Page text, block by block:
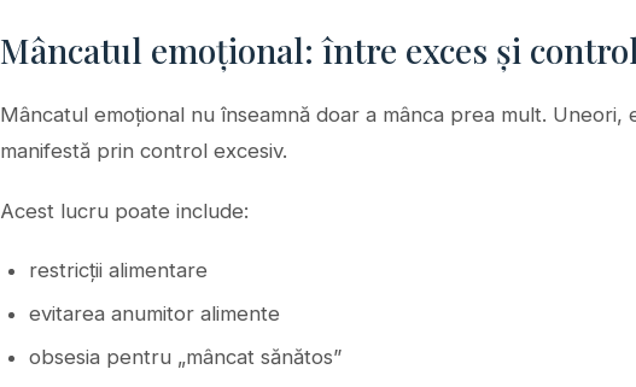
Mâncatul emoțional: între exces și
Mâncatul emoțional nu înseamnă doar a mânca prea mult. Uneori,
manifestă prin control excesiv.
Acest lucru poate include:
restricții alimentare
evitarea anumitor alimente
obsesia pentru „mâncat sănătos”